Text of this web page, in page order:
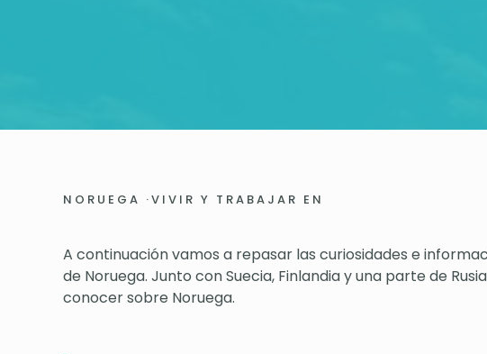
NORUEGA ·VIVIR Y TRABAJAR EN
A continuación vamos a repasar las curiosidades e
de Noruega. Junto con Suecia, Finlandia y una parte de
conocer sobre Noruega.